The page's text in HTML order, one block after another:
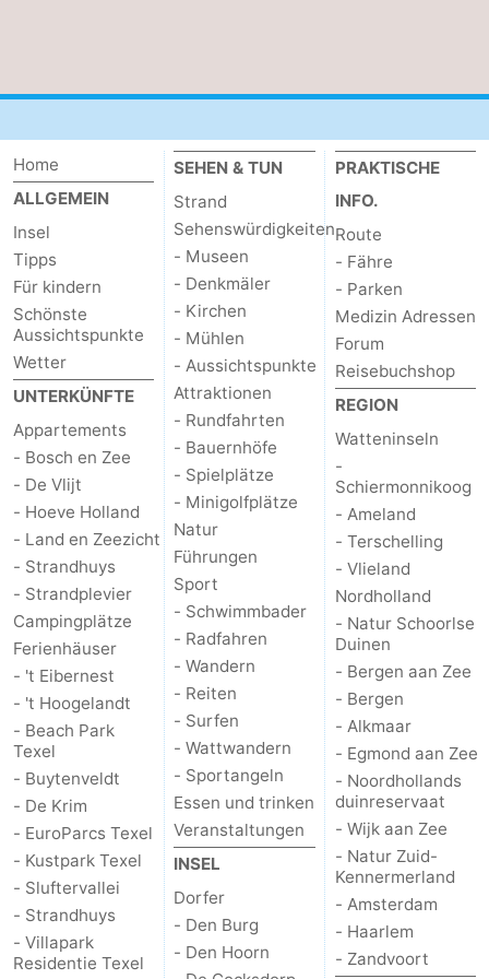
Adressen
Region
Watteninseln
-
Schiermonnikoog
-
Ameland
-
Terschelling
-
Vlieland
Nordholland
-
Natur
Schoorlse
Duinen
-
Bergen
aan
Zee
Bergen
Alkmaar
-
Egmond
aan
Zee
-
Noordhollands
duinreservaat
-
Wijk
aan
-
Natur
Zuid-
Kennermerland
Amsterdam
Haarlem
Zandvoort
Wetter
Home
ALLGEMEIN
Insel
Tipps
Für kindern
Schönste
Aussichtspunkte
Wetter
UNTERKÜNFTE
Appartements
- Bosch en Zee
- De Vlijt
- Hoeve Holland
- Land en Zeezicht
- Strandhuys
- Strandplevier
Campingplätze
Ferienhäuser
- 't Eibernest
- 't Hoogelandt
- Beach Park
Texel
- Buytenveldt
- De Krim
- EuroParcs Texel
- Kustpark Texel
- Sluftervallei
- Strandhuys
- Villapark
Residentie Texel
SEHEN & TUN
Strand
Sehenswürdigkeiten
- Museen
- Denkmäler
- Kirchen
- Mühlen
- Aussichtspunkte
Attraktionen
- Rundfahrten
- Bauernhöfe
- Spielplätze
- Minigolfplätze
Natur
Führungen
Sport
- Schwimmbader
- Radfahren
- Wandern
- Reiten
- Surfen
- Wattwandern
- Sportangeln
Essen und trinken
Veranstaltungen
INSEL
Dorfer
- Den Burg
- Den Hoorn
PRAKTISCHE
INFO.
Route
- Fähre
- Parken
Medizin Adressen
Forum
Reisebuchshop
REGION
Watteninseln
-
Schiermonnikoog
- Ameland
- Terschelling
- Vlieland
Nordholland
- Natur Schoorlse
Duinen
- Bergen aan Zee
- Bergen
- Alkmaar
- Egmond aan Zee
- Noordhollands
duinreservaat
- Wijk aan Zee
- Natur Zuid-
Kennermerland
- Amsterdam
- Haarlem
- Zandvoort